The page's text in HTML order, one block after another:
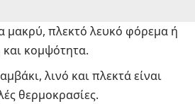
μακρύ, πλεκτό λευκό φόρεμα ή
και κομψότητα.
λινό και πλεκτά είναι
θερμοκρασίες.